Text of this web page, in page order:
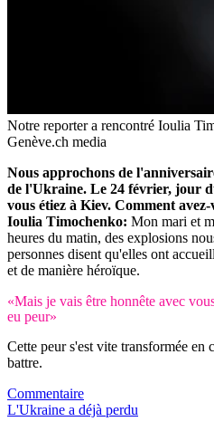
Notre reporter a rencontré Ioulia
Genève.ch media
Nous approchons de
de l'Ukraine. Le 24 février, jour
vous étiez à Kiev. Comment
Ioulia Timochenko: Mon mari et
heures du matin, des explosions
personnes disent qu'elles ont
et de manière héroïque.
«Mais je vais être honnête avec
eu peur»
Cette peur s'est vite transformée en
battre.
Commentaire
L'Ukraine a déjà perdu